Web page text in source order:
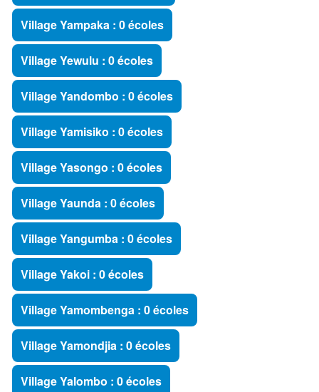
Village Yampaka : 0 écoles
Village Yewulu : 0 écoles
Village Yandombo : 0 écoles
Village Yamisiko : 0 écoles
Village Yasongo : 0 écoles
Village Yaunda : 0 écoles
Village Yangumba : 0 écoles
Village Yakoi : 0 écoles
Village Yamombenga : 0 écoles
Village Yamondjia : 0 écoles
Village Yalombo : 0 écoles